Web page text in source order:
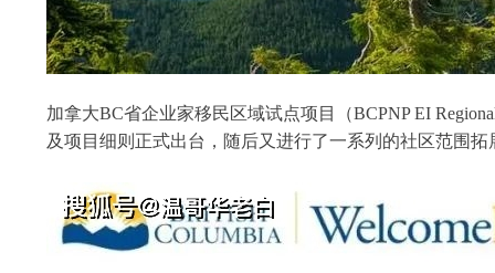
加拿大BC省企业家移民区域试点项目（BCPNP EI
及项目细则正式出台，随后又进行了一系列的社区范围